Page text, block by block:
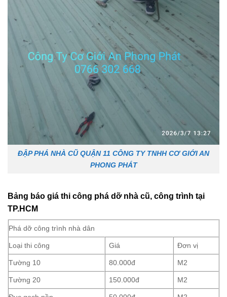
ĐẬP PHÁ NHÀ CŨ QUẬN 11 CÔNG TY TNHH CƠ GIỚI AN
Bảng báo giá thi công phá dỡ nhà cũ, công trình tại
TP.HCM
Phá dỡ công trình nhà dân
Loại thi công Giá Đơn vị
Tường 10 80.000đ M2
Tường 20 150.000đ M2